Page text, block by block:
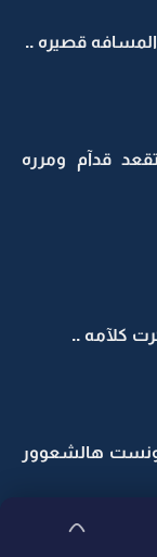
قصيره ..
قدآم ومرره
كلآمه ..
هالشعوور